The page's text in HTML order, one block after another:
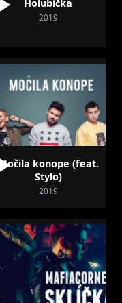
Holubička
2019
Močila konope (feat.
Stylo)
2019